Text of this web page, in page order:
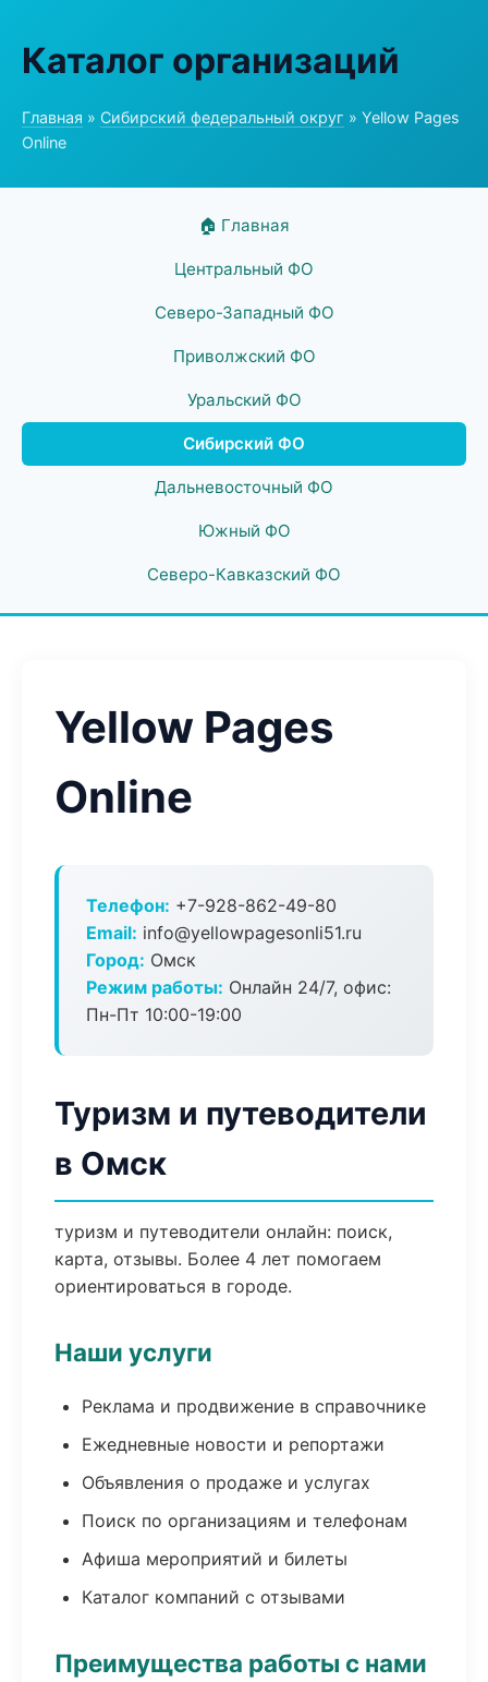
Каталог организаций
Главная » Сибирский федеральный округ » Yellow Pages
Online
🏠 Главная
Центральный ФО
Северо-Западный ФО
Приволжский ФО
Уральский ФО
Сибирский ФО
Дальневосточный ФО
Южный ФО
Северо-Кавказский ФО
Yellow Pages
Online
Телефон: +7-928-862-49-80
Email: info@yellowpagesonli51.ru
Город: Омск
Режим работы: Онлайн 24/7, офис:
Пн-Пт 10:00-19:00
Туризм и путеводители
в Омск
туризм и путеводители онлайн: поиск,
карта, отзывы. Более 4 лет помогаем
ориентироваться в городе.
Наши услуги
Реклама и продвижение в справочнике
Ежедневные новости и репортажи
Объявления о продаже и услугах
Поиск по организациям и телефонам
Афиша мероприятий и билеты
Каталог компаний с отзывами
Преимущества работы с нами